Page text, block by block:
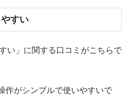
すい
い」に関する口コミがこちらで
作がシンプルで使いやすいで